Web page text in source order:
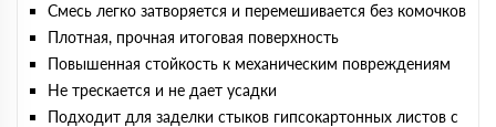
Смесь легко затворяется и перемешивается без комочков
Плотная, прочная итоговая поверхность
Повышенная стойкость к механическим повреждениям
Не трескается и не дает усадки
Подходит для заделки стыков гипсокартонных листов с